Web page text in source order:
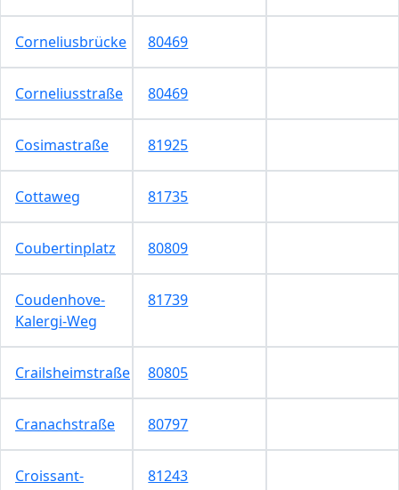
Corneliusbrücke 80469
Corneliusstraße 80469
Cosimastraße 81925
Cottaweg 81735
Coubertinplatz 80809
Coudenhove-
Kalergi-Weg
81739
Crailsheimstraße 80805
Cranachstraße 80797
Croissant-
81243